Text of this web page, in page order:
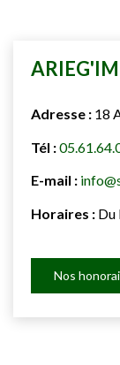
Adresse : 18
Tél :
E-mail :
Horaires : Du
Nos